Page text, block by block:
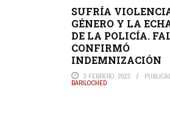
SUFRÍA
GÉNERO Y LA
DE LA POLICÍA.
CONFIRMÓ
INDEMNIZACIÓN
3 FEBRERO, 2023
BARILOCHED